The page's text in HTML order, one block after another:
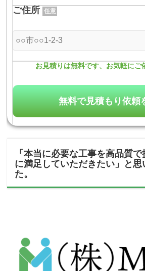
ご住所 任意
お見積りは無料です、お気軽にご
「本当に必要な工事を高品質
に満足していただきたい」と思
た。